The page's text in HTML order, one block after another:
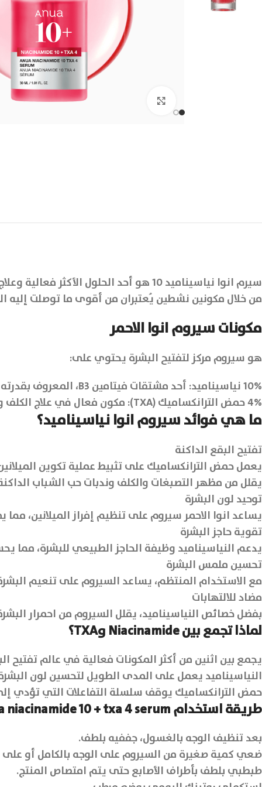
سيرم انوا نياسيناميد 10 هو أحد
من خلال مكونين نشطين يُعتبران من أقوى ما توصلت إليه
مكونات سيروم انوا الاحمر
هو سيروم مركز لتفتيح البشرة يحتوي على:
10% نياسيناميد: أحد مشتقات فيتامين B3، المعروف بقدرته على توحيد لون البشرة وتقليل إنتاج الميلانين.
4% حمض الترانكساميك (TXA): مكون فعال في علاج الكلف والتصبغات المستعصية، يقلل من التصبغ الناتج عن الالتهابات أو أشعة الشمس.
ما هي فوائد سيروم انوا نياسيناميد؟
تفتيح البقع الداكنة
يعمل حمض الترانكساميك على تثبيط عملية تكوين
يقلل من مظهر التصبغات والكلف وندبات حب الشباب
توحيد لون البشرة
يساعد انوا الاحمر سيروم على تنظيم إفراز الميلانين،
تقوية حاجز البشرة
يدعم النياسيناميد وظيفة الحاجز الطبيعي للبشرة، مما
تحسين ملمس البشرة
مع الاستخدام المنتظم، يساعد السيروم على تنعيم
مضاد للالتهابات
بفضل خصائص النياسيناميد، يقلل السيروم من احمرار
لماذا تجمع بين Niacinamide وTXA؟
يجمع بين اثنين من أكثر المكونات فعالية في عالم تفتيح
النياسيناميد يعمل على المدى الطويل لتحسين لون
حمض الترانكساميك يوقف سلسلة التفاعلات التي تؤدي
طريقة استخدام anua niacinamide 10 + txa 4 serum
بعد تنظيف الوجه بالغسول، جففيه بلطف.
ضعي كمية صغيرة من السيروم على الوجه بالكامل أو على
طبطبي بلطف بأطراف الأصابع حتى يتم امتصاص المنتج.